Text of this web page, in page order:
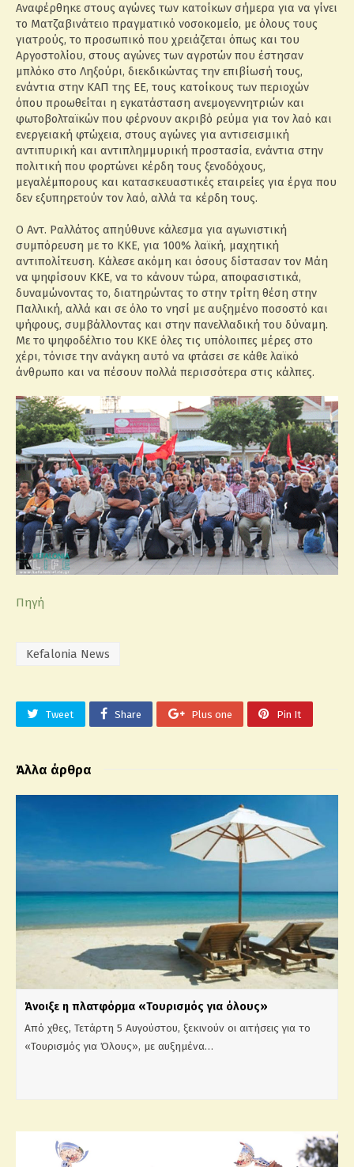
Αναφέρθηκε στους αγώνες των κατοίκων σήμερα για να γίνει
το Ματζαβινάτειο πραγματικό νοσοκομείο, με όλους τους
γιατρούς, το προσωπικό που χρειάζεται όπως και του
Αργοστολίου, στους αγώνες των αγροτών που έστησαν
μπλόκο στο Ληξούρι, διεκδικώντας την επιβίωσή τους,
ενάντια στην ΚΑΠ της ΕΕ, τους κατοίκους των περιοχών
όπου προωθείται η εγκατάσταση ανεμογεννητριών και
φωτοβολταϊκών που φέρνουν ακριβό ρεύμα για τον λαό και
ενεργειακή φτώχεια, στους αγώνες για αντισεισμική
αντιπυρική και αντιπλημμυρική προστασία, ενάντια στην
πολιτική που φορτώνει κέρδη τους ξενοδόχους,
μεγαλέμπορους και κατασκευαστικές εταιρείες για έργα που
δεν εξυπηρετούν τον λαό, αλλά τα κέρδη τους.
Ο Αντ. Ραλλάτος απηύθυνε κάλεσμα για αγωνιστική
συμπόρευση με το ΚΚΕ, για 100% λαϊκή, μαχητική
αντιπολίτευση. Κάλεσε ακόμη και όσους δίστασαν τον Μάη
να ψηφίσουν ΚΚΕ, να το κάνουν τώρα, αποφασιστικά,
δυναμώνοντας το, διατηρώντας το στην τρίτη θέση στην
Παλλική, αλλά και σε όλο το νησί με αυξημένο ποσοστό και
ψήφους, συμβάλλοντας και στην πανελλαδική του δύναμη.
Με το ψηφοδέλτιο του ΚΚΕ όλες τις υπόλοιπες μέρες στο
χέρι, τόνισε την ανάγκη αυτό να φτάσει σε κάθε λαϊκό
άνθρωπο και να πέσουν πολλά περισσότερα στις κάλπες.
Πηγή
Kefalonia News
Tweet Share Plus one Pin It
Άλλα άρθρα
Άνοιξε η πλατφόρμα «Τουρισμός για όλους»
Από χθες, Τετάρτη 5 Αυγούστου, ξεκινούν οι αιτήσεις για το
«Τουρισμός για Όλους», με αυξημένα…